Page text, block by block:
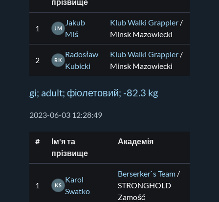
прізвище
1 JM
Jakub
Miś
Klub Walki Grappler /
Minsk Mazowiecki
2 RK
Radosław
Kubicki
Klub Walki Grappler /
Minsk Mazowiecki
gi; adult; фіолетовий; -82.3 kg
2023-06-03 12:28:49
#
Ім'я та
прізвище
Академія
1 KS
Karol
Swatko
Berserker`s Team /
STRONGHOLD
Zamość